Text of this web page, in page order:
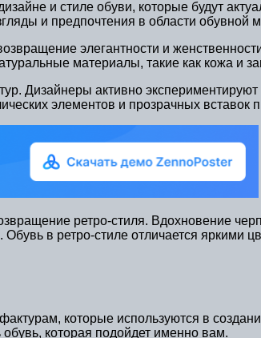
и стиле обуви, которые будут
и предпочтения в области обувной
элегантности и
материалы, такие как кожа и
Дизайнеры активно
элементов и прозрачных
ретро-стиля. Вдохновение
в ретро-стиле отличается
которые используются в
которая подойдет именно вам.